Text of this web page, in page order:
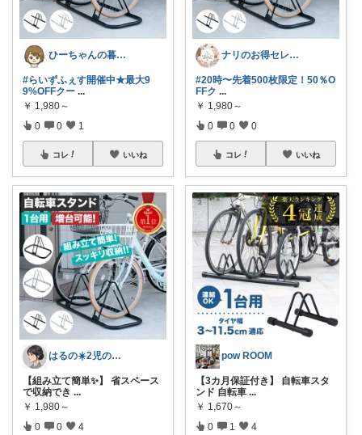
ひーちゃんの暮らしと服ROOM🌷
#らいずふぇす開催中★最大9
9%OFFクー ...
￥ 1,980～
0 0 1
コレ いいね
はるの☀️2児のママ𓂃◌𓈒𓐍
【組み立て簡単✨】 省スペース
で収納でき ...
￥ 1,980～
0 0 4
ナリのお得セレクト
#20時〜先着500枚限定！50％O
FFク ...
￥ 1,980～
0 0 0
コレ いいね
pow ROOM
【3カ月保証付き】 自転車スタ
ンド 自転車 ...
￥ 1,670～
0 1 4